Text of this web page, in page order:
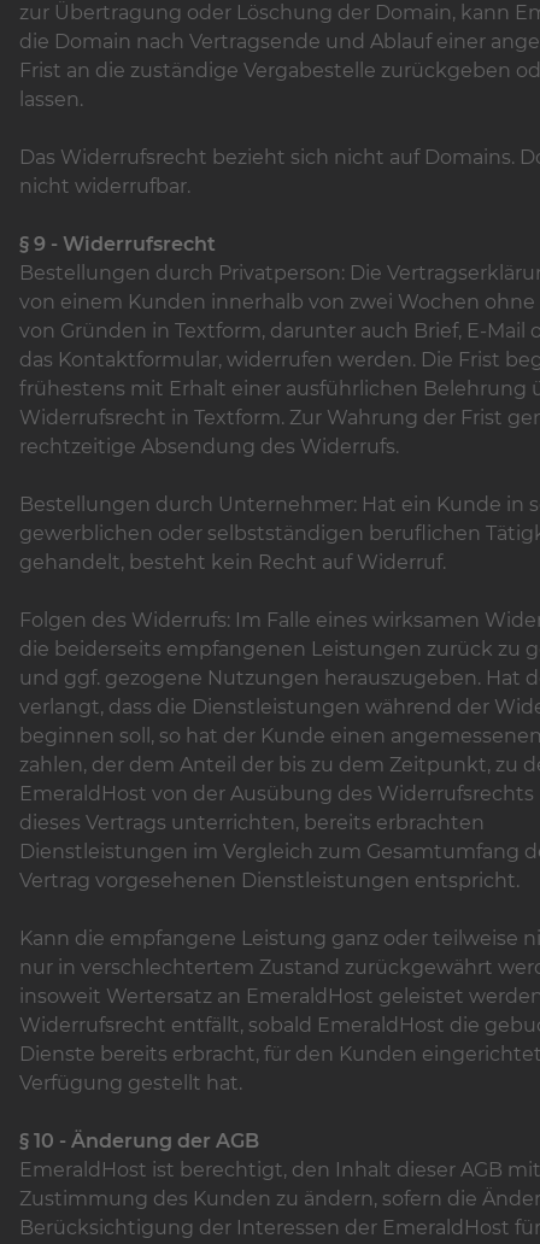
zur Übertragung oder Löschung der Domain, kann
die Domain nach Vertragsende und Ablauf einer
Frist an die zuständige Vergabestelle zurückgeben
lassen.
Das Widerrufsrecht bezieht sich nicht auf Domains.
nicht widerrufbar.
§ 9 - Widerrufsrecht
Bestellungen durch Privatperson: Die
von einem Kunden innerhalb von zwei Wochen ohne
von Gründen in Textform, darunter auch Brief, E-Mail
das Kontaktformular, widerrufen werden. Die Frist
frühestens mit Erhalt einer ausführlichen Belehrung
Widerrufsrecht in Textform. Zur Wahrung der Frist
rechtzeitige Absendung des Widerrufs.
Bestellungen durch Unternehmer: Hat ein Kunde in
gewerblichen oder selbstständigen beruflichen
gehandelt, besteht kein Recht auf Widerruf.
Folgen des Widerrufs: Im Falle eines wirksamen
die beiderseits empfangenen Leistungen zurück zu
und ggf. gezogene Nutzungen herauszugeben. Hat
verlangt, dass die Dienstleistungen während der
beginnen soll, so hat der Kunde einen
zahlen, der dem Anteil der bis zu dem Zeitpunkt, zu
EmeraldHost von der Ausübung des
dieses Vertrags unterrichten, bereits erbrachten
Dienstleistungen im Vergleich zum Gesamtumfang
Vertrag vorgesehenen Dienstleistungen entspricht.
Kann die empfangene Leistung ganz oder teilweise
nur in verschlechtertem Zustand zurückgewährt
insoweit Wertersatz an EmeraldHost geleistet
Widerrufsrecht entfällt, sobald EmeraldHost die
Dienste bereits erbracht, für den Kunden
Verfügung gestellt hat.
§ 10 - Änderung der AGB
EmeraldHost ist berechtigt, den Inhalt dieser AGB mit
Zustimmung des Kunden zu ändern, sofern die
Berücksichtigung der Interessen der EmeraldHost